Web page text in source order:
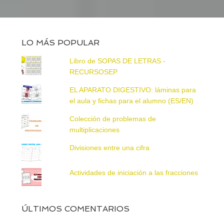
LO MÁS POPULAR
Libro de SOPAS DE LETRAS -
RECURSOSEP
EL APARATO DIGESTIVO: láminas para
el aula y fichas para el alumno (ES/EN)
Colección de problemas de
multiplicaciones
Divisiones entre una cifra
Actividades de iniciación a las fracciones
ÚLTIMOS COMENTARIOS